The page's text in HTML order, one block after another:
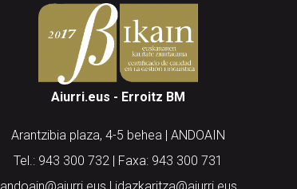
Aiurri.eus - Erroitz BM
Arantzibia plaza, 4-5 behea | ANDOAIN
Tel.: 943 300 732 | Faxa: 943 300 731